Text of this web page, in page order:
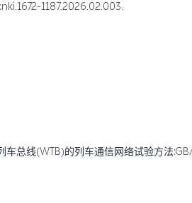
1187.2026.02.003.
总线(WTB)的列车通信网络试验方法